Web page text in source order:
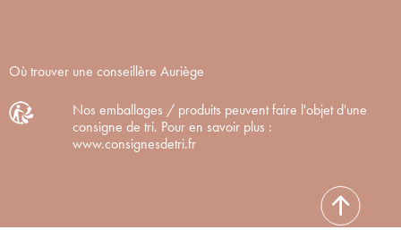
Où trouver une conseillère Auriège
Nos emballages / produits peuvent faire l'objet d'une
consigne de tri. Pour en savoir plus :
www.consignesdetri.fr